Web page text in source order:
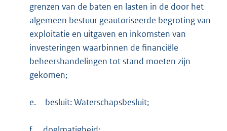
grenzen van de baten en lasten in de door het
algemeen bestuur geautoriseerde begroting van
exploitatie en uitgaven en inkomsten van
investeringen waarbinnen de financiële
beheershandelingen tot stand moeten zijn
gekomen;
e. besluit: Waterschapsbesluit;